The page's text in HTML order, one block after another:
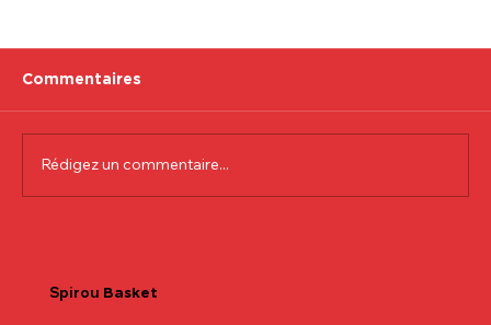
Commentaires
Rédigez un commentaire...
Spirou Basket